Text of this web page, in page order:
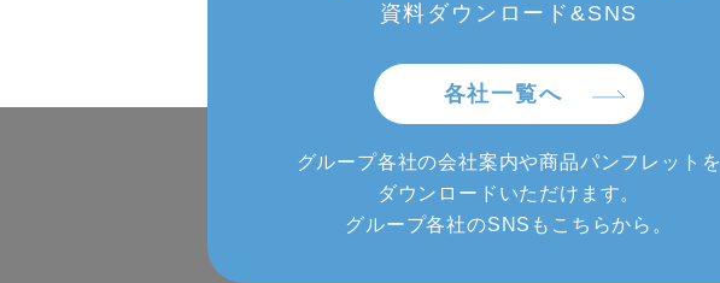
資料ダウンロード&SNS
各社一覧へ
グループ各社の会社案内や商品パンフレットを
ダウンロードいただけます。
グループ各社のSNSもこちらから。